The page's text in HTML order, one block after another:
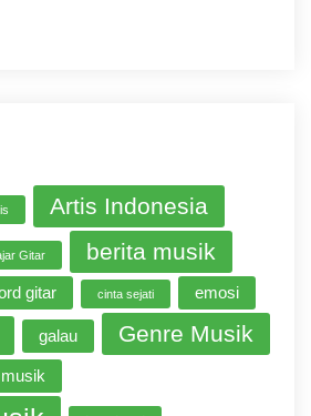
Artis Indonesia
Gitar berita musik
gitar cinta sejati emosi
galau Genre Musik